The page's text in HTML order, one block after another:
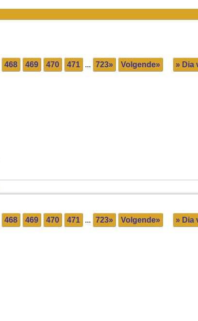
468 469 470 471 ... 723» Volgende» » Dia
468 469 470 471 ... 723» Volgende» » Dia